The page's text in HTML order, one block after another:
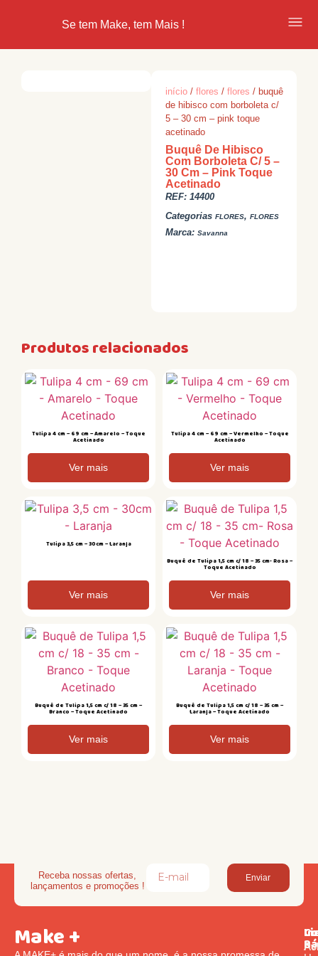
Se tem Make, tem Mais !
início /flores /flores / buquê
de hibisco com borboleta c/
5 – 30 cm – pink toque
acetinado
Buquê De Hibisco
Com Borboleta C/ 5 –
30 Cm – Pink Toque
Acetinado
REF:14400
Categorias FLORES,FLORES
Marca:Savanna
Produtos relacionados
Tulipa 4 cm – 69 cm – Amarelo – Toque
Acetinado
Ver mais
Tulipa 4 cm – 69 cm – Vermelho – Toque
Acetinado
Ver mais
Tulipa 3,5 cm – 30cm – Laranja
Ver mais
Buquê de Tulipa 1,5 cm c/ 18 – 35 cm- Rosa –
Toque Acetinado
Ver mais
Buquê de Tulipa 1,5 cm c/ 18 – 35 cm –
Branco – Toque Acetinado
Ver mais
Buquê de Tulipa 1,5 cm c/ 18 – 35 cm –
Laranja – Toque Acetinado
Ver mais
Receba nossas ofertas,
lançamentos e promoções !
Enviar
Make +
Av